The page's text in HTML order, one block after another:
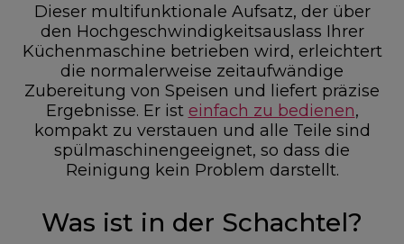
Dieser multifunktionale Aufsatz, der über
den Hochgeschwindigkeitsauslass Ihrer
Küchenmaschine betrieben wird, erleichtert
die normalerweise zeitaufwändige
Zubereitung von Speisen und liefert präzise
Ergebnisse. Er ist einfach zu bedienen,
kompakt zu verstauen und alle Teile sind
spülmaschinengeeignet, so dass die
Reinigung kein Problem darstellt.
Was ist in der Schachtel?